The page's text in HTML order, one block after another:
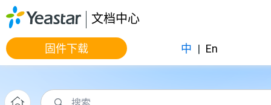
跳转到主要内容
文档中心
固件下载 中 | En